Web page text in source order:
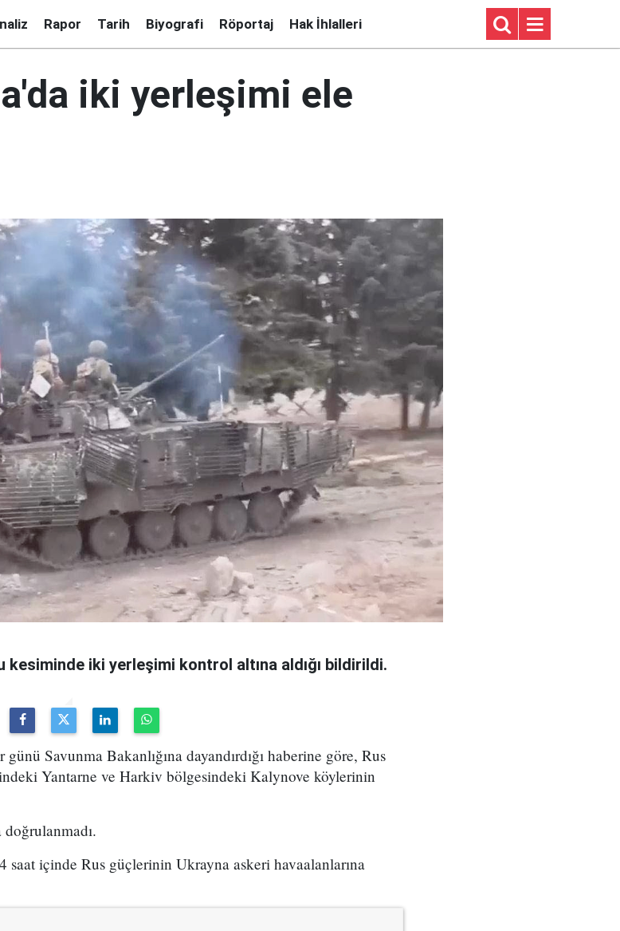
Rapor Tarih Biyografi Röportaj Hak İhlalleri
iki yerleşimi ele
kesiminde iki yerleşimi kontrol altına aldığı bildirildi.
Savunma Bakanlığına dayandırdığı haberine göre, Rus
Yantarne ve Harkiv bölgesindeki Kalynove köylerinin
saat içinde Rus güçlerinin Ukrayna askeri havaalanlarına